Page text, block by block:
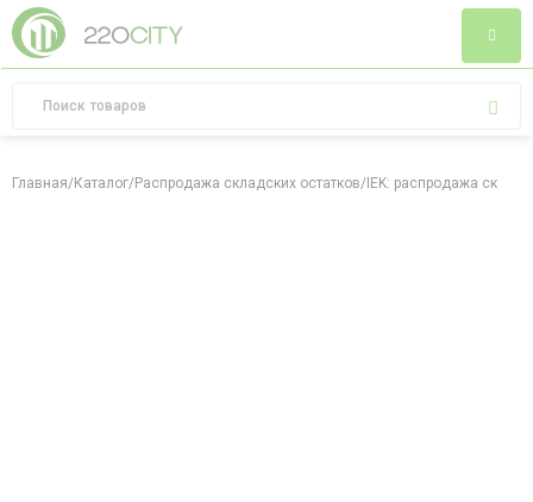
Главная/Каталог/Распродажа складских остатков/ IEK: распродажа